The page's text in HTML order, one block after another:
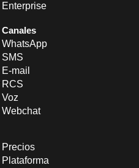
Enterprise
Canales
WhatsApp
SMS
E-mail
RCS
Voz
Webchat
Precios
Plataforma